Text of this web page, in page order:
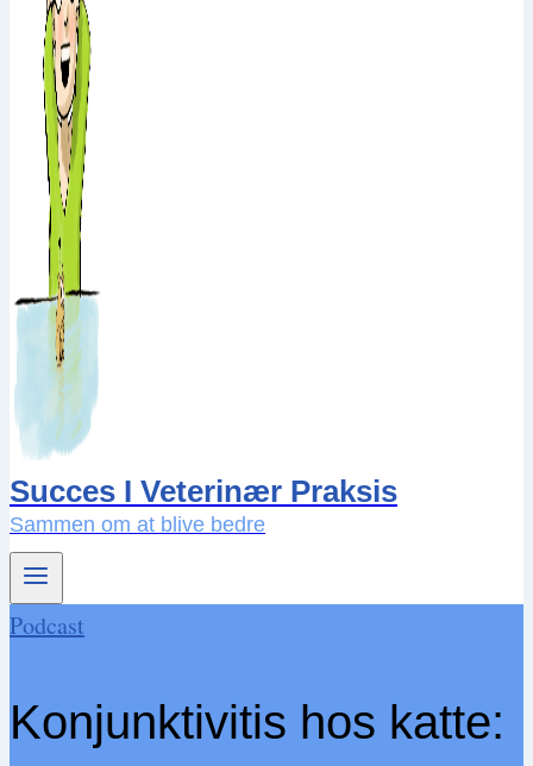
Succes I Veterinær Praksis
Sammen om at blive bedre
Podcast
Konjunktivitis hos katte: